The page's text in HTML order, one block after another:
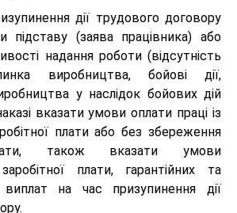
дії трудового договору
підставу (заява працівника) або
надання роботи (відсутність
виробництва, бойові дії,
у наслідок бойових дій
вказати умови оплати праці із
плати або без збереження
також вказати умови
плати, гарантійних та
виплат на час призупинення дії